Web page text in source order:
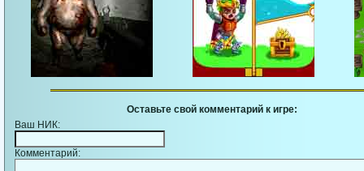
Оставьте свой комментарий к игре:
Ваш НИК:
Комментарий: